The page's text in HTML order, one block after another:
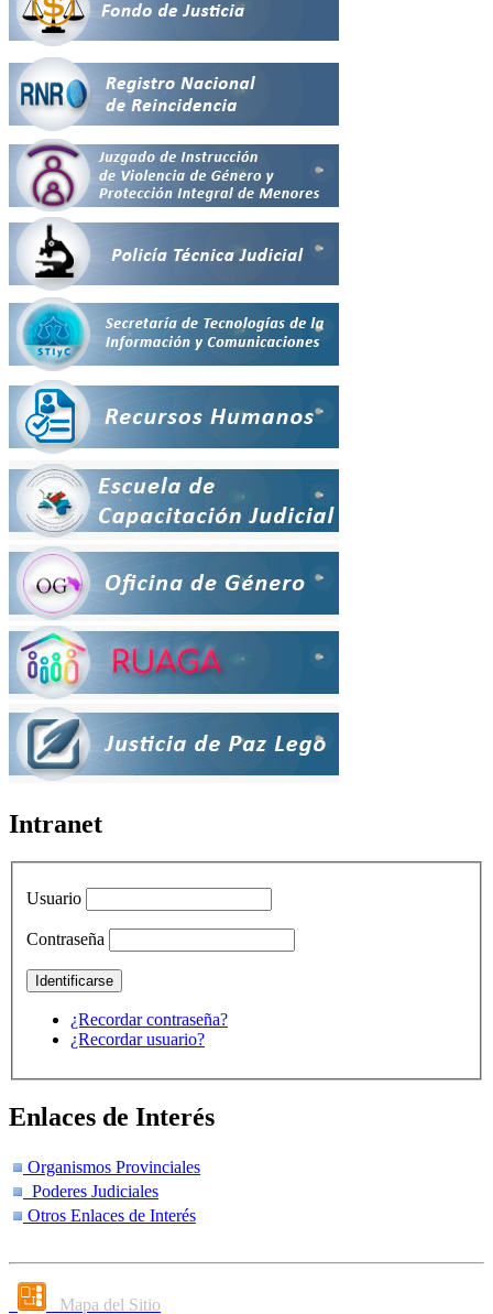
Intranet
Usuario
Contraseña
¿Recordar contraseña?
¿Recordar usuario?
Enlaces de Interés
Organismos Provinciales
Poderes Judiciales
Otros Enlaces de Interés
Mapa del Sitio